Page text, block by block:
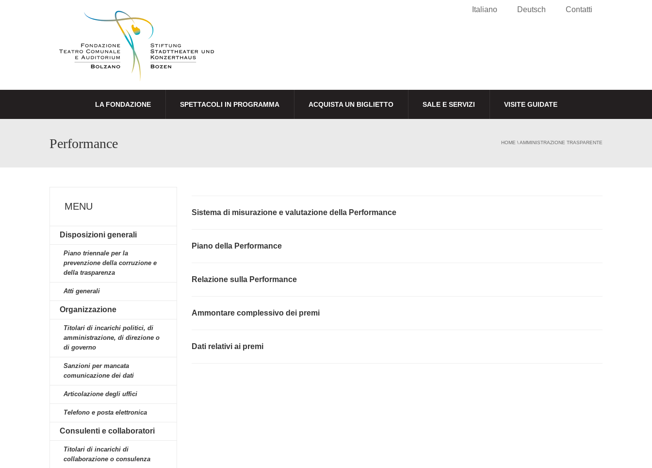
Italiano Deutsch Contatti
LA FONDAZIONE SPETTACOLI IN PROGRAMMA ACQUISTA UN BIGLIETTO SALE E SERVIZI VISITE GUIDATE
Performance HOME \AMMINISTRAZIONE TRASPARENTE
Sistema di misurazione e valutazione della Performance
Piano della Performance
Relazione sulla Performance
Ammontare complessivo dei premi
Dati relativi ai premi
MENU
Disposizioni generali
Piano triennale per la
prevenzione della corruzione e
della trasparenza
Atti generali
Organizzazione
Titolari di incarichi politici, di
amministrazione, di direzione o
di governo
Sanzioni per mancata
comunicazione dei dati
Articolazione degli uffici
Telefono e posta elettronica
Consulenti e collaboratori
Titolari di incarichi di
collaborazione o consulenza